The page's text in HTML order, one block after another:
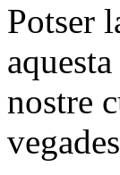
Potser
nostre